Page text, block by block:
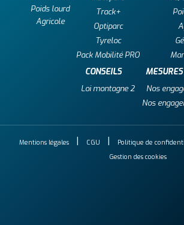
Poids lourd
Agricole
Track+
Optiparc
Tyreloc
Pack Mobilité PRO
CONSEILS
Loi montagne 2
Nos
Nos
Mentions légales CGU Politique de
Gestion des cookies